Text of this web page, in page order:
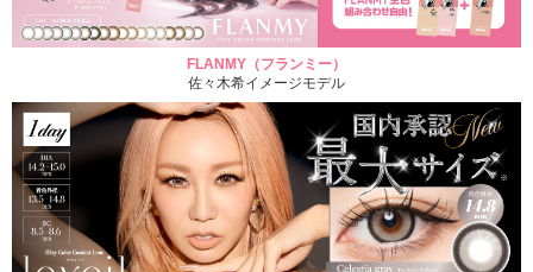
FLANMY（フランミー）
佐々木希イメージモデル